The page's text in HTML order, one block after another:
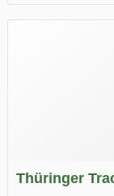
Wir wünschen
Thüringer